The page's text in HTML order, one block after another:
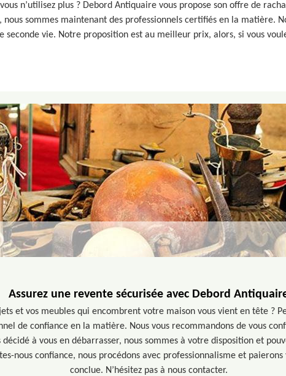
n’utilisez plus ? Debord Antiquaire vous propose son offre de
nous sommes maintenant des professionnels certifiés en la matière.
seconde vie. Notre proposition est au meilleur prix, alors, si vous
Assurez une revente sécurisée avec Debord
et vos meubles qui encombrent votre maison vous vient en tête ?
de confiance en la matière. Nous vous recommandons de vous
décidé à vous en débarrasser, nous sommes à votre disposition et
nous confiance, nous procédons avec professionnalisme et
conclue. N’hésitez pas à nous contacter.